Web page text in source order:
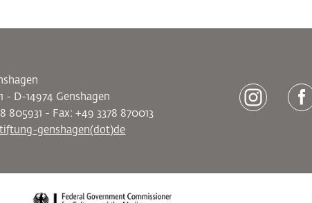
- D-14974 Genshagen
805931 - Fax: +49 3378 870013
genshagen(dot)de